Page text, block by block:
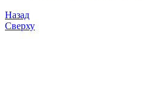
Назад
Сверху